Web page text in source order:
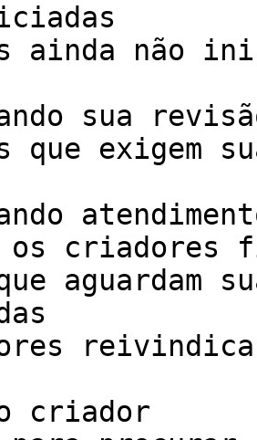
ainda não
sua
que exigem
os criadores
aguardam
do criador